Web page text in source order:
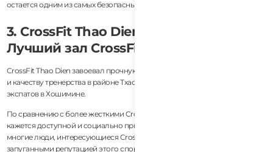
остается одним из самых безопасных и сильных выборов во Вьетнаме.
3. CrossFit Thao Dien (Хошимин) —
Лучший зал CrossFit для начинающих
CrossFit Thao Dien завоевал прочную репутацию благодаря доступности
и качеству тренерства в районе Тхао Дьен, где проживает много
экспатов в Хошимине.
По сравнению с более жесткими CrossFit средами, атмосфера здесь
кажется доступной и социально приветливой. Это важно, потому что
многие люди, интересующиеся CrossFit, изначально чувствуют себя
запуганными репутацией этого спорта.